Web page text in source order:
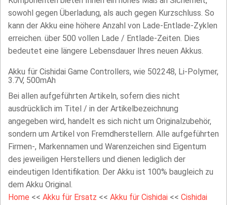
sowohl gegen Überladung, als auch gegen Kurzschluss. So
kann der Akku eine höhere Anzahl von Lade-Entlade-Zyklen
erreichen. über 500 vollen Lade / Entlade-Zeiten. Dies
bedeutet eine längere Lebensdauer Ihres neuen Akkus.
Akku für Cishidai Game Controllers, wie 502248, Li-Polymer,
3.7V, 500mAh
Bei allen aufgeführten Artikeln, sofern dies nicht
ausdrücklich im Titel / in der Artikelbezeichnung
angegeben wird, handelt es sich nicht um Originalzubehör,
sondern um Artikel von Fremdherstellern. Alle aufgeführten
Firmen-, Markennamen und Warenzeichen sind Eigentum
des jeweiligen Herstellers und dienen lediglich der
eindeutigen Identifikation. Der Akku ist 100% baugleich zu
dem Akku Original.
Home << Akku für Ersatz << Akku für Cishidai << Cishidai